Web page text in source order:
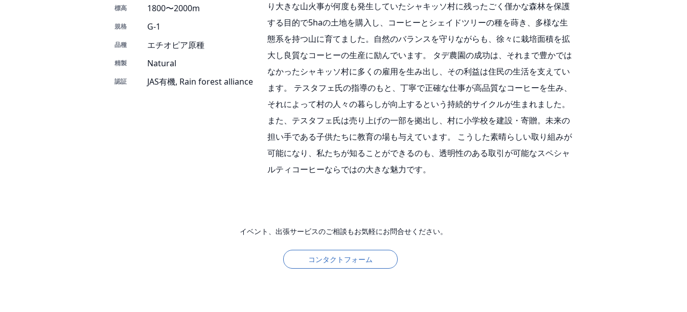
標高 1800〜2000m
規格 G-1
品種 エチオピア原種
精製 Natural
認証 JAS有機, Rain forest alliance
り大きな山火事が何度も発生していたシャキッソ村に残ったごく僅かな森林を保護
する目的で5haの土地を購入し、コーヒーとシェイドツリーの種を蒔き、多様な生
態系を持つ山に育てました。自然のバランスを守りながらも、徐々に栽培面積を拡
大し良質なコーヒーの生産に励んでいます。 タデ農園の成功は、それまで豊かでは
なかったシャキッソ村に多くの雇用を生み出し、その利益は住民の生活を支えてい
ます。 テスタフェ氏の指導のもと、丁寧で正確な仕事が高品質なコーヒーを生み、
それによって村の人々の暮らしが向上するという持続的サイクルが生まれました。
また、テスタフェ氏は売り上げの一部を拠出し、村に小学校を建設・寄贈。未来の
担い手である子供たちに教育の場も与えています。 こうした素晴らしい取り組みが
可能になり、私たちが知ることができるのも、透明性のある取引が可能なスペシャ
ルティコーヒーならではの大きな魅力です。
イベント、出張サービスのご相談もお気軽にお問合せください。
コンタクトフォーム